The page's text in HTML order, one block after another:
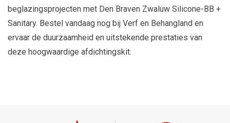
beglazingsprojecten met Den Braven Zwaluw Silicone-BB +
Sanitary. Bestel vandaag nog bij Verf en Behangland en
ervaar de duurzaamheid en uitstekende prestaties van
deze hoogwaardige afdichtingskit.